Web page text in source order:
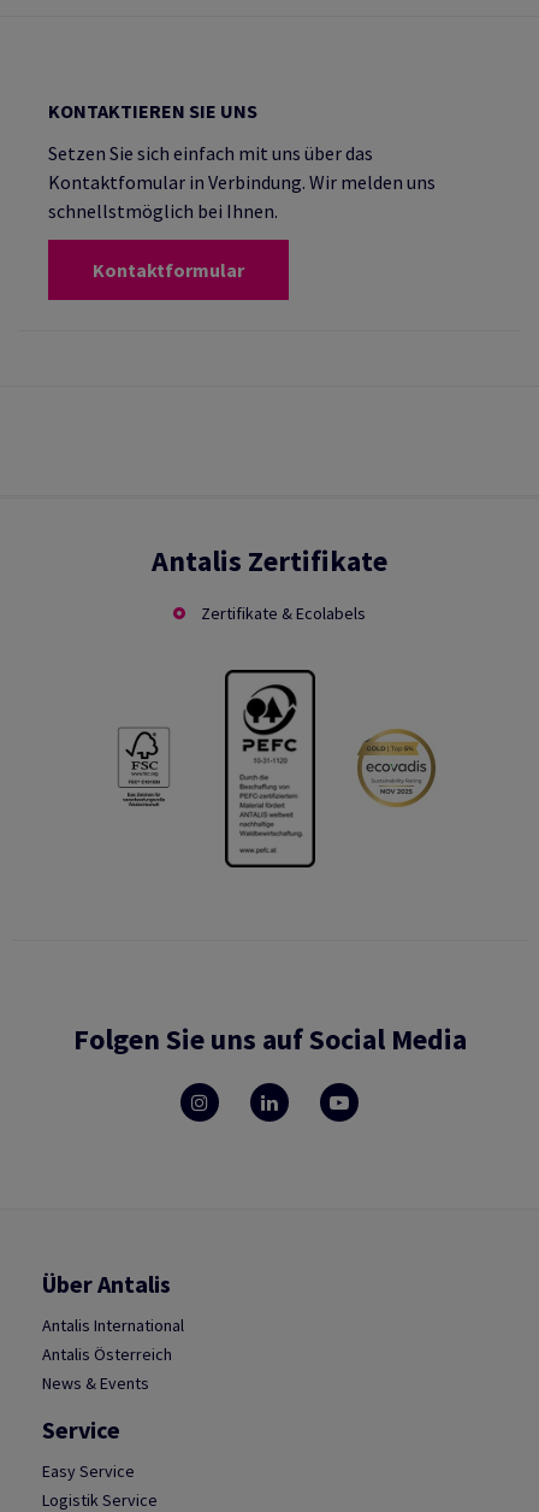
KONTAKTIEREN SIE UNS
Setzen Sie sich einfach mit uns über das
Kontaktfomular in Verbindung. Wir melden uns
schnellstmöglich bei Ihnen.
Kontaktformular
Antalis Zertifikate
Zertifikate & Ecolabels
Folgen Sie uns auf Social Media
Über Antalis
Antalis International
Antalis Österreich
News & Events
Service
Easy Service
Logistik Service